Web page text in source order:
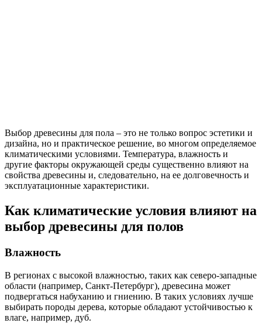
Выбор древесины для пола – это не только вопрос эстетики и
дизайна, но и практическое решение, во многом определяемое
климатическими условиями. Температура, влажность и
другие факторы окружающей среды существенно влияют на
свойства древесины и, следовательно, на ее долговечность и
эксплуатационные характеристики.
Как климатические условия влияют на
выбор древесины для полов
Влажность
В регионах с высокой влажностью, таких как северо-западные
области (например, Санкт-Петербург), древесина может
подвергаться набуханию и гниению. В таких условиях лучше
выбирать породы дерева, которые обладают устойчивостью к
влаге, например, дуб.